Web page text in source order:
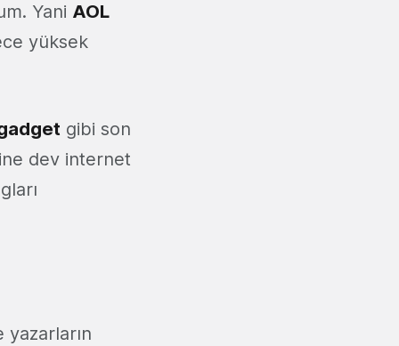
Yani AOL
yüksek
gibi son
dev internet